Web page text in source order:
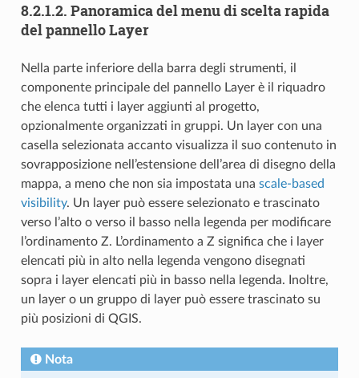
8.2.1.2. Panoramica del menu di scelta rapida
del pannello Layer
Nella parte inferiore della barra degli strumenti, il
componente principale del pannello Layer è il riquadro
che elenca tutti i layer aggiunti al progetto,
opzionalmente organizzati in gruppi. Un layer con una
casella selezionata accanto visualizza il suo contenuto in
sovrapposizione nell’estensione dell’area di disegno della
mappa, a meno che non sia impostata una scale-based
visibility. Un layer può essere selezionato e trascinato
verso l’alto o verso il basso nella legenda per modificare
l’ordinamento Z. L’ordinamento a Z significa che i layer
elencati più in alto nella legenda vengono disegnati
sopra i layer elencati più in basso nella legenda. Inoltre,
un layer o un gruppo di layer può essere trascinato su
più posizioni di QGIS.
Nota